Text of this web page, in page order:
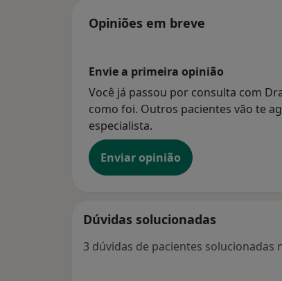
Opiniões em breve
Envie a primeira opinião
Você já passou por consulta com
como foi. Outros pacientes vão te
especialista.
Enviar opinião
Dúvidas solucionadas
3 dúvidas de pacientes solucionadas